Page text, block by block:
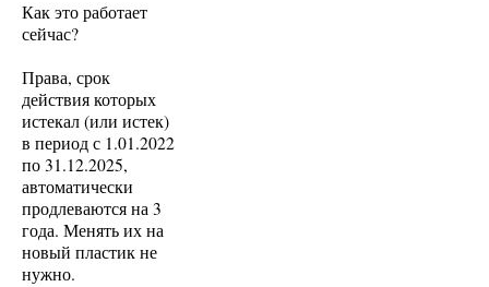
Как это работает
сейчас?
Права, срок
действия которых
истекал (или истек)
в период с 1.01.2022
по 31.12.2025,
автоматически
продлеваются на 3
года. Менять их на
новый пластик не
нужно.